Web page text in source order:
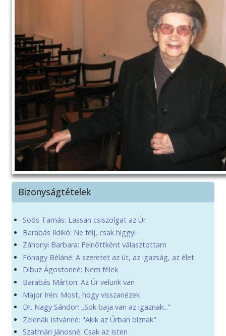
Bizonyságtételek
Soós Tamás: Lassan csiszolgat az Úr
Barabás Ildikó: Ne félj, csak higgy!
Záhonyi Barbara: Felnőttként választottam
Fónagy Béláné: A szeretet az út, az igazság, az élet
Dibuz Ágostonné: Nem félek
Barabás Márton: Az Úr velünk van
Major Irén: Most, hogy visszanézek
Dr. Nagy Sándor: „Sok baja van az igaznak...”
Zelenák Istvánné: "Akik az Úrban bíznak"
Szatmári Jánosné: Csak az Isten